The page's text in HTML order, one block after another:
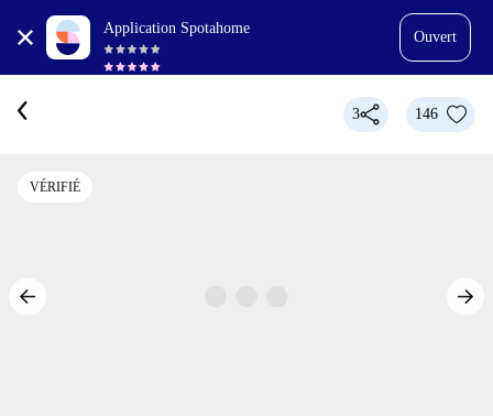
Application Spotahome
Ouvert
3 146
VÉRIFIÉ